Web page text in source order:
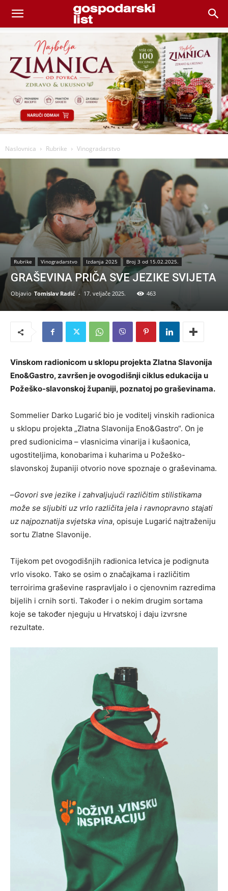
Naslovnica Rubrike Vinogradarstvo
Rubrike Vinogradarstvo Izdanja 2025 Broj 3 od 15.02.2025.
GRAŠEVINA PRIČA SVE JEZIKE SVIJETA
Objavio Tomislav Radić - 17. veljače 2025. 463
Vinskom radionicom u sklopu projekta Zlatna Slavonija
Eno&Gastro, završen je ovogodišnji ciklus edukacija u
Požeško-slavonskoj županiji, poznatoj po graševinama.
Sommelier Darko Lugarić bio je voditelj vinskih radionica
u sklopu projekta „Zlatna Slavonija Eno&Gastro“. On je
pred sudionicima – vlasnicima vinarija i kušaonica,
ugostiteljima, konobarima i kuharima u Požeško-
slavonskoj županiji otvorio nove spoznaje o graševinama.
–Govori sve jezike i zahvaljujući različitim stilistikama
može se sljubiti uz vrlo različita jela i ravnopravno stajati
uz najpoznatija svjetska vina, opisuje Lugarić najtraženiju
sortu Zlatne Slavonije.
Tijekom pet ovogodišnjih radionica letvica je podignuta
vrlo visoko. Tako se osim o značajkama i različitim
terroirima graševine raspravljalo i o cjenovnim razredima
bijelih i crnih sorti. Također i o nekim drugim sortama
koje se također njeguju u Hrvatskoj i daju izvrsne
rezultate.